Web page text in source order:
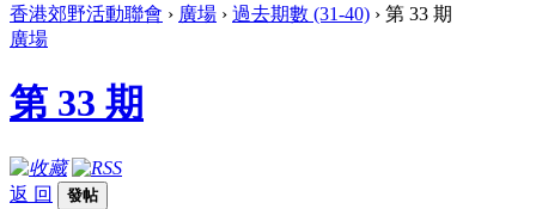
香港郊野活動聯會 › 廣場 › 過去期數 (31-40) › 第 33 期
廣場
第 33 期
返 回 發帖